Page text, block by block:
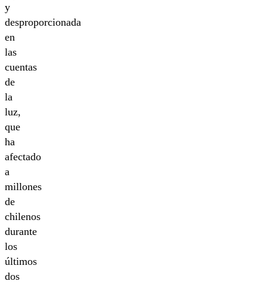
y
desproporcionada
en
las
cuentas
de
la
luz,
que
ha
afectado
a
millones
de
chilenos
durante
los
últimos
dos